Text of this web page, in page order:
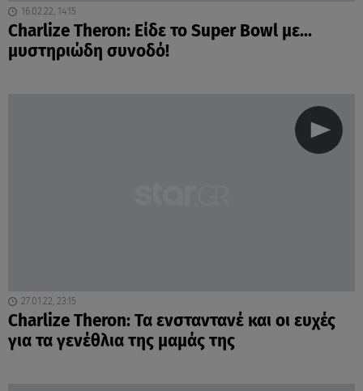
16.02.22, 14:15
Charlize Theron: Είδε το Super Bowl με...
μυστηριώδη συνοδό!
27.01.22, 23:15
Charlize Theron: Τα ενσταντανέ και οι ευχές
για τα γενέθλια της μαμάς της